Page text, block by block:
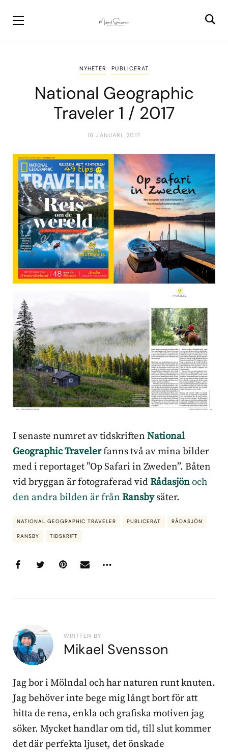
NYHETER PUBLICERAT
National Geographic
Traveler 1 / 2017
16 JANUARI, 2017
I senaste numret av tidskriften National
Geographic Travelerfanns två av mina bilder
med i reportaget ”Op Safari in Zweden”. Båten
vid bryggan är fotograferad vidRådasjönoch
den andra bilden är från Ransbysäter.
NATIONAL GEOGRAPHIC TRAVELER PUBLICERAT RÅDASJÖN
RANSBY TIDSKRIFT
WRITTEN BY
Mikael Svensson
Jag bor i Mölndal och har naturen runt knuten.
Jag behöver inte bege mig långt bort för att
hitta de rena, enkla och grafiska motiven jag
söker. Mycket handlar om tid, till slut kommer
det där perfekta ljuset, det önskade